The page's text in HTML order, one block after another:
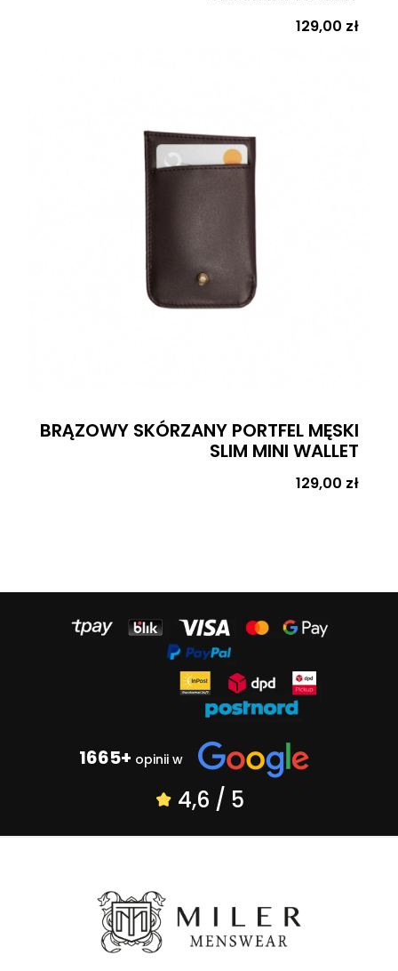
Cena
129,00 zł
BRĄZOWY SKÓRZANY PORTFEL MĘSKI
SLIM MINI WALLET
Cena
129,00 zł
1665+ opinii w
4,6 / 5